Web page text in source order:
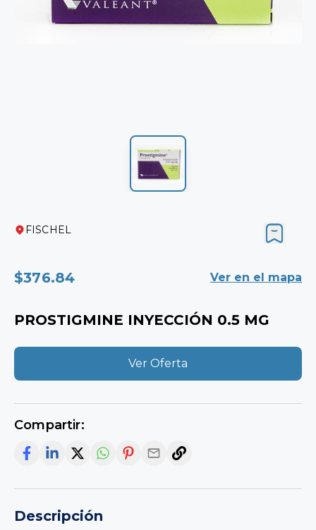
FISCHEL
$376.84 Ver en el mapa
PROSTIGMINE INYECCIÓN 0.5 MG
Ver Oferta
Compartir:
Descripción